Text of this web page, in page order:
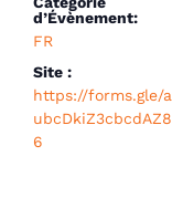
d’Évènement:
FR
Site :
https://forms.gle/a
ubcDkiZ3cbcdAZ8
6